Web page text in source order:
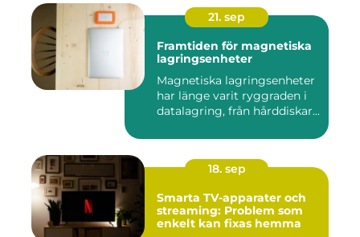
21. sep
Framtiden för magnetiska
lagringsenheter
Magnetiska lagringsenheter
har länge varit ryggraden i
datalagring, från hårddiskar...
18. sep
Smarta TV-apparater och
streaming: Problem som
enkelt kan fixas hemma